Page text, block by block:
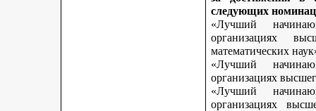
следующих
«Лучший
организациях
математических
«Лучший
организациях
«Лучший
организациях